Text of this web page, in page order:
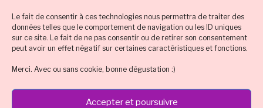
Le fait de consentir à ces technologies nous permettra de traiter des
données telles que le comportement de navigation ou les ID uniques
sur ce site. Le fait de ne pas consentir ou de retirer son consentement
peut avoir un effet négatif sur certaines caractéristiques et fonctions.
Merci. Avec ou sans cookie, bonne dégustation :)
Accepter et poursuivre
Technique et tuto Tequila
Tradition : cocktail classique connu
Vodka, vodka noire, vodka rouge vodka noire
vodka rouge Whisky